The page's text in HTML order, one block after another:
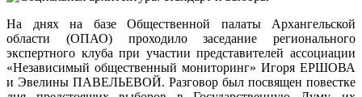
На днях на базе Общественной палаты Архангельской
области (ОПАО) проходило заседание регионального
экспертного клуба при участии представителей ассоциации
«Независимый общественный мониторинг» Игоря ЕРШОВА
и Эвелины ПАВЕЛЬЕВОЙ. Разговор был посвящен повестке